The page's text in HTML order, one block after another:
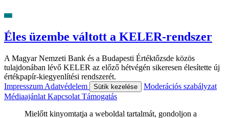
Éles üzembe váltott a KELER-rendszer
A Magyar Nemzeti Bank és a Budapesti Értéktőzsde közös
tulajdonában lévő KELER az előző hétvégén sikeresen élesítette új
értékpapír-kiegyenlítési rendszerét.
Impresszum Adatvédelem Sütik kezelése
Moderációs szabályzat
Médiaajánlat Kapcsolat Támogatás
Mielőtt kinyomtatja a weboldal tartalmát, gondoljon a